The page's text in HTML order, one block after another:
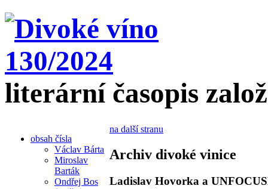
literární časopis
obsah čísla
Václav Bárta
Miroslav
Barták
Ondřej Bos
na další stranu
Archiv divoké vinice
Ladislav Hovorka a